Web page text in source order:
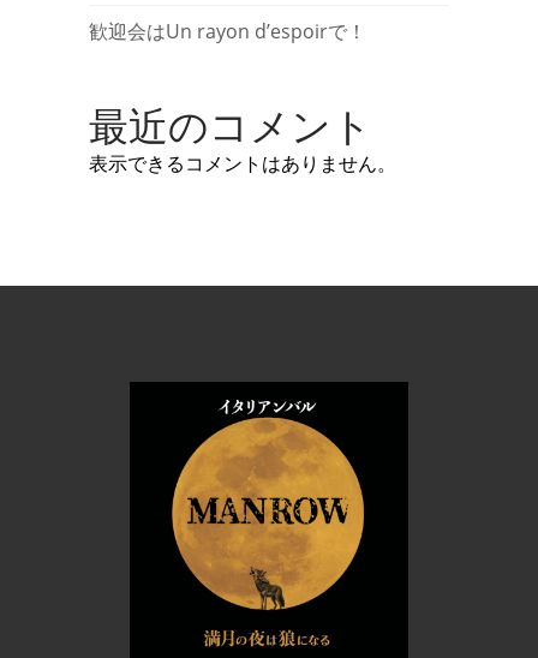
歓迎会はUn rayon d’espoirで！
最近のコメント
表示できるコメントはありません。